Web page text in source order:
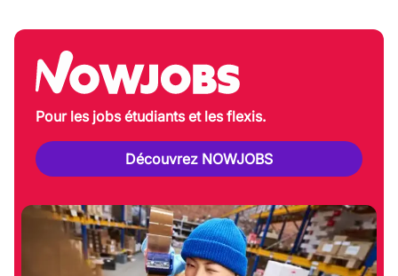
Pour les jobs étudiants et les flexis.
Découvrez NOWJOBS